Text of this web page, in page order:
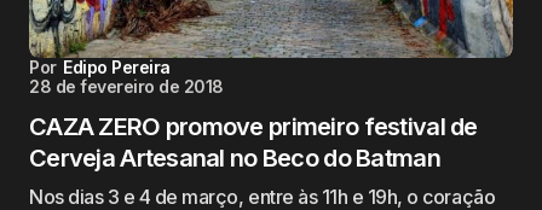
Por Edipo Pereira
28 de fevereiro de 2018
CAZA ZERO promove primeiro festival de
Cerveja Artesanal no Beco do Batman
Nos dias 3 e 4 de março, entre às 11h e 19h, o coração